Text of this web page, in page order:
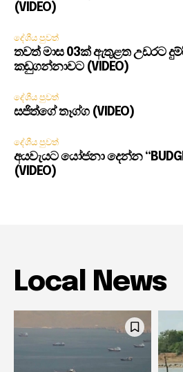
(VIDEO)
දේශීය පුවත්
තවත් මාස 03ක් ඇතුළත උඩරට
කඩුගන්නාවට (VIDEO)
දේශීය පුවත්
සජිත්ගේ තෑග්ග (VIDEO)
දේශීය පුවත්
අයවැයට යෝජනා දෙන්න
(VIDEO)
Local News